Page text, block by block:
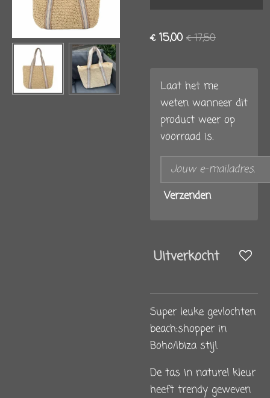
€ 15,00 € 17,50
Laat het me
weten wanneer dit
product weer op
voorraad is.
Verzenden
Uitverkocht
Super leuke gevlochten
beach:shopper in
Boho/Ibiza stijl.
De tas in naturel kleur
heeft trendy geweven